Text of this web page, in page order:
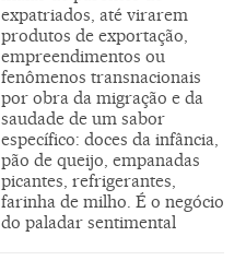
expatriados, até virarem
produtos de exportação,
empreendimentos ou
fenômenos transnacionais
por obra da migração e da
saudade de um sabor
específico: doces da infância,
pão de queijo, empanadas
picantes, refrigerantes,
farinha de milho. É o negócio
do paladar sentimental